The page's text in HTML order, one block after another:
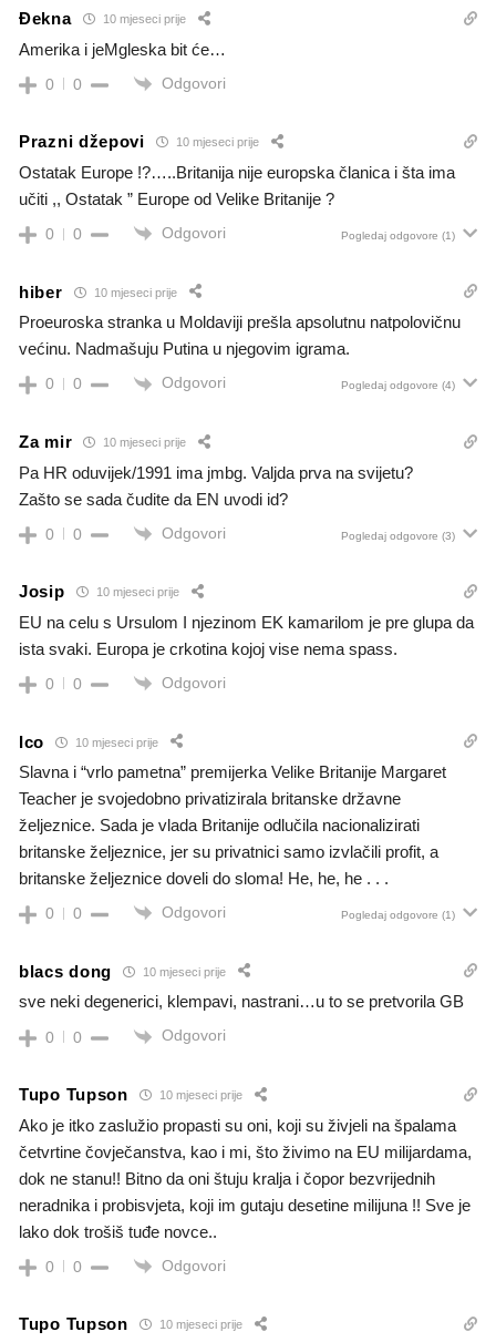
Đekna 10 mjeseci prije
Amerika i jeMgleska bit će…
0 0 Odgovori
Prazni džepovi 10 mjeseci prije
Ostatak Europe !?…..Britanija nije europska članica i šta ima
učiti ,, Ostatak ” Europe od Velike Britanije ?
0 0 Odgovori Pogledaj odgovore (1)
hiber 10 mjeseci prije
Proeuroska stranka u Moldaviji prešla apsolutnu natpolovičnu
većinu. Nadmašuju Putina u njegovim igrama.
0 0 Odgovori Pogledaj odgovore (4)
Za mir 10 mjeseci prije
Pa HR oduvijek/1991 ima jmbg. Valjda prva na svijetu?
Zašto se sada čudite da EN uvodi id?
0 0 Odgovori Pogledaj odgovore (3)
Josip 10 mjeseci prije
EU na celu s Ursulom I njezinom EK kamarilom je pre glupa da
ista svaki. Europa je crkotina kojoj vise nema spass.
0 0 Odgovori
Ico 10 mjeseci prije
Slavna i “vrlo pametna” premijerka Velike Britanije Margaret
Teacher je svojedobno privatizirala britanske državne
željeznice. Sada je vlada Britanije odlučila nacionalizirati
britanske željeznice, jer su privatnici samo izvlačili profit, a
britanske željeznice doveli do sloma! He, he, he . . .
0 0 Odgovori Pogledaj odgovore (1)
blacs dong 10 mjeseci prije
sve neki degenerici, klempavi, nastrani…u to se pretvorila GB
0 0 Odgovori
Tupo Tupson 10 mjeseci prije
Ako je itko zaslužio propasti su oni, koji su živjeli na špalama
četvrtine čovječanstva, kao i mi, što živimo na EU milijardama,
dok ne stanu!! Bitno da oni štuju kralja i čopor bezvrijednih
neradnika i probisvjeta, koji im gutaju desetine milijuna !! Sve je
lako dok trošiš tuđe novce..
0 0 Odgovori
Tupo Tupson 10 mjeseci prije